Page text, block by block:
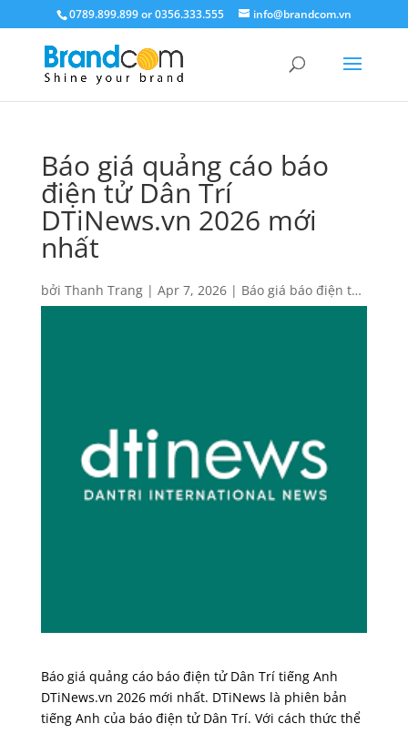
0789.899.899 or 0356.333.555 info@brandcom.vn
Báo giá quảng cáo báo
điện tử Dân Trí
DTiNews.vn 2026 mới
nhất
bởi Thanh Trang| Apr 7, 2026| Báo giá báo điện tử,
Báo giá quảng cáo
Báo giá quảng cáo báo điện tử Dân Trí tiếng Anh
DTiNews.vn 2026 mới nhất. DTiNews là phiên bản
tiếng Anh của báo điện tử Dân Trí. Với cách thức thể